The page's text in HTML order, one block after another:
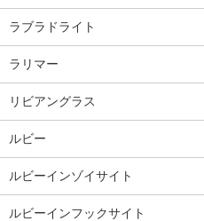
ラブラドライト
ラリマー
リビアングラス
ルビー
ルビーインゾイサイト
ルビーインフックサイト